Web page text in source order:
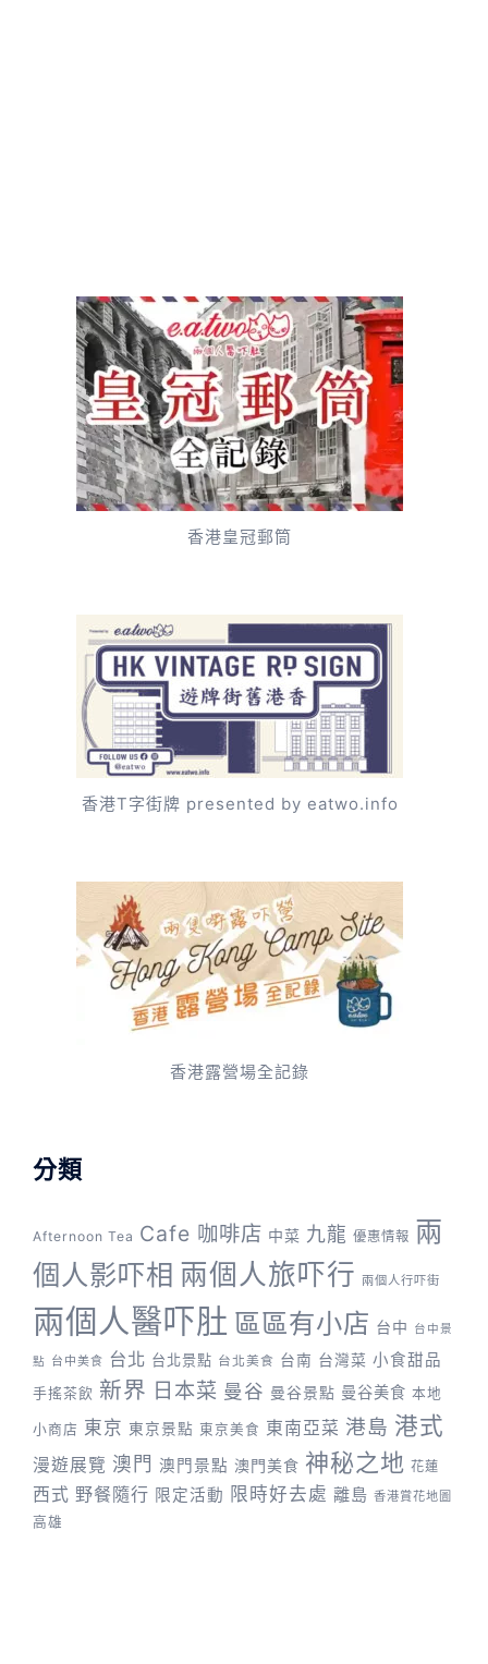
香港皇冠郵筒
香港T字街牌 presented by eatwo.info
香港露營場全記錄
分類
Afternoon Tea Cafe 咖啡店 中菜 九龍 優惠情報 兩
個人影吓相 兩個人旅吓行 兩個人行吓街
兩個人醫吓肚 區區有小店 台中 台中景
點 台中美食 台北 台北景點 台北美食 台南 台灣菜 小食甜品
手搖茶飲 新界 日本菜 曼谷 曼谷景點 曼谷美食 本地
小商店 東京 東京景點 東京美食 東南亞菜 港島 港式
漫遊展覽 澳門 澳門景點 澳門美食 神秘之地 花蓮
西式 野餐隨行 限定活動 限時好去處 離島 香港賞花地圖
高雄